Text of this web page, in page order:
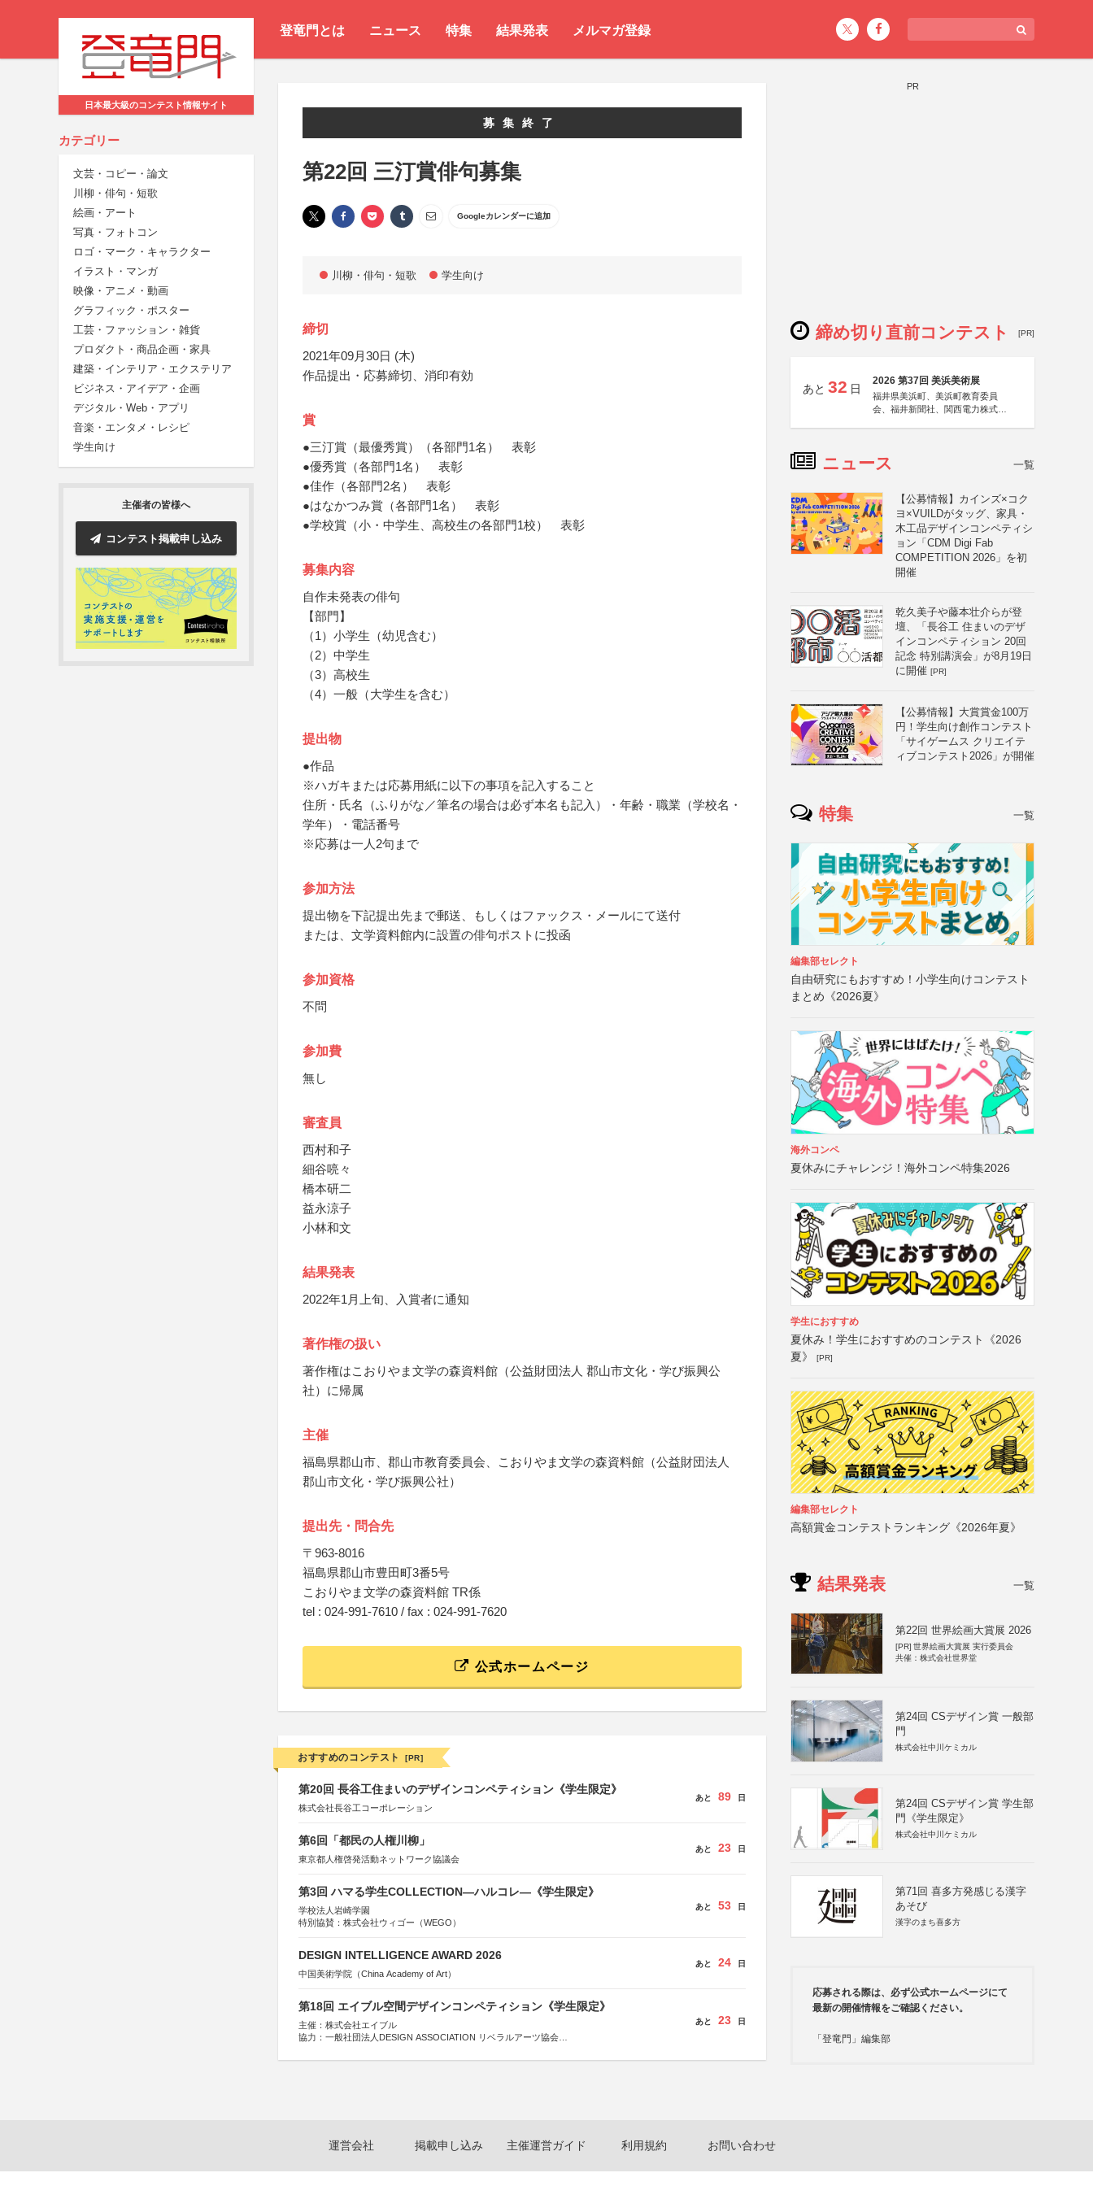
登竜門とは ニュース 特集 結果発表 メルマガ登録
日本最大級のコンテスト情報サイト
カテゴリー
文芸・コピー・論文
川柳・俳句・短歌
絵画・アート
写真・フォトコン
ロゴ・マーク・キャラクター
イラスト・マンガ
映像・アニメ・動画
グラフィック・ポスター
工芸・ファッション・雑貨
プロダクト・商品企画・家具
建築・インテリア・エクステリア
ビジネス・アイデア・企画
デジタル・Web・アプリ
音楽・エンタメ・レシピ
学生向け
主催者の皆様へ
コンテスト掲載申し込み
募集終了
第22回 三汀賞俳句募集
Googleカレンダーに追加
川柳・俳句・短歌 学生向け
締切
2021年09月30日 (木)
作品提出・応募締切、消印有効
賞
●三汀賞（最優秀賞）（各部門1名） 表彰
●優秀賞（各部門1名） 表彰
●佳作（各部門2名） 表彰
●はなかつみ賞（各部門1名） 表彰
●学校賞（小・中学生、高校生の各部門1校） 表彰
募集内容
自作未発表の俳句
【部門】
（1）小学生（幼児含む）
（2）中学生
（3）高校生
（4）一般（大学生を含む）
提出物
●作品
※ハガキまたは応募用紙に以下の事項を記入すること
住所・氏名（ふりがな／筆名の場合は必ず本名も記入）・年齢・職業（学校名・
学年）・電話番号
※応募は一人2句まで
参加方法
提出物を下記提出先まで郵送、もしくはファックス・メールにて送付
または、文学資料館内に設置の俳句ポストに投函
参加資格
不問
参加費
無し
審査員
西村和子
細谷喨々
橋本研二
益永涼子
小林和文
結果発表
2022年1月上旬、入賞者に通知
著作権の扱い
著作権はこおりやま文学の森資料館（公益財団法人 郡山市文化・学び振興公
社）に帰属
主催
福島県郡山市、郡山市教育委員会、こおりやま文学の森資料館（公益財団法人
郡山市文化・学び振興公社）
提出先・問合先
〒963-8016
福島県郡山市豊田町3番5号
こおりやま文学の森資料館 TR係
tel : 024-991-7610 / fax : 024-991-7620
公式ホームページ
おすすめのコンテスト [PR]
第20回 長谷工住まいのデザインコンペティション《学生限定》
株式会社長谷工コーポレーション
あと 89 日
第6回「都民の人権川柳」
東京都人権啓発活動ネットワーク協議会
あと 23 日
第3回 ハマる学生COLLECTION―ハルコレ―《学生限定》
学校法人岩崎学園
特別協賛：株式会社ウィゴー（WEGO）
あと 53 日
DESIGN INTELLIGENCE AWARD 2026
中国美術学院（China Academy of Art）
あと 24 日
第18回 エイブル空間デザインコンペティション《学生限定》
主催：株式会社エイブル
協力：一般社団法人DESIGN ASSOCIATION リベラルアーツ協会
あと 23 日
PR
締め切り直前コンテスト [PR]
あと 32 日
2026 第37回 美浜美術展
福井県美浜町、美浜町教育委員
会、福井新聞社、関西電力株式会
ニュース 一覧
【公募情報】カインズ×コク
ヨ×VUILDがタッグ、家具・
木工品デザインコンペティシ
ョン「CDM Digi Fab
COMPETITION 2026」を初
開催
乾久美子や藤本壮介らが登
壇、「長谷工 住まいのデザ
インコンペティション 20回
記念 特別講演会」が8月19日
に開催 [PR]
【公募情報】大賞賞金100万
円！学生向け創作コンテスト
「サイゲームス クリエイテ
ィブコンテスト2026」が開催
特集 一覧
編集部セレクト
自由研究にもおすすめ！小学生向けコンテスト
まとめ《2026夏》
海外コンペ
夏休みにチャレンジ！海外コンペ特集2026
学生におすすめ
夏休み！学生におすすめのコンテスト《2026
夏》
[PR]
編集部セレクト
高額賞金コンテストランキング《2026年夏》
結果発表 一覧
第22回 世界絵画大賞展 2026
[PR] 世界絵画大賞展 実行委員会
共催：株式会社世界堂
第24回 CSデザイン賞 一般部
門
株式会社中川ケミカル
第24回 CSデザイン賞 学生部
門《学生限定》
株式会社中川ケミカル
第71回 喜多方発感じる漢字
あそび
漢字のまち喜多方
応募される際は、必ず公式ホームページにて
最新の開催情報をご確認ください。
「登竜門」編集部
運営会社 掲載申し込み 主催運営ガイド 利用規約 お問い合わせ